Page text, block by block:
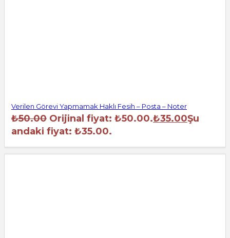
Verilen Görevi Yapmamak Haklı Fesih – Posta – Noter
₺50.00 Orijinal fiyat: ₺50.00.₺35.00Şu
andaki fiyat: ₺35.00.